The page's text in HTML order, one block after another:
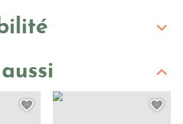
Besorgues, © Philippe Roux
Ajouter cette page au
Rappel géant avec la Base